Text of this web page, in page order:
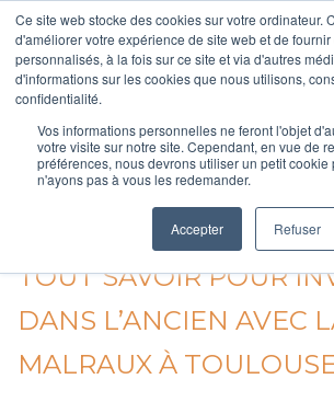
Ce site web stocke des cookies sur votre ordinateur.
d'améliorer votre expérience de site web et de
personnalisés, à la fois sur ce site et via d'autres
d'informations sur les cookies que nous utilisons,
confidentialité.
Vos informations personnelles ne feront l'objet
votre visite sur notre site. Cependant, en vue de
préférences, nous devrons utiliser un petit cookie
n'ayons pas à vous les redemander.
Accepter Refuser
Aller
au
contenu
principal
Votre courtier en accession à la
TOUT SAVOIR POUR
DANS L’ANCIEN AVEC
MALRAUX À